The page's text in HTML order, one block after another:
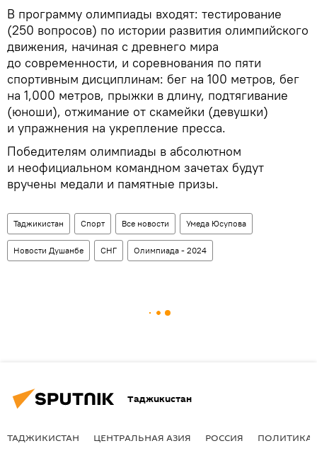
В программу олимпиады входят: тестирование
(250 вопросов) по истории развития олимпийского
движения, начиная с древнего мира
до современности, и соревнования по пяти
спортивным дисциплинам: бег на 100 метров, бег
на 1,000 метров, прыжки в длину, подтягивание
(юноши), отжимание от скамейки (девушки)
и упражнения на укрепление пресса.
Победителям олимпиады в абсолютном
и неофициальном командном зачетах будут
вручены медали и памятные призы.
Таджикистан Спорт Все новости Умеда Юсупова
Новости Душанбе СНГ Олимпиада - 2024
Таджикистан
ТАДЖИКИСТАН ЦЕНТРАЛЬНАЯ АЗИЯ РОССИЯ ПОЛИТИКА